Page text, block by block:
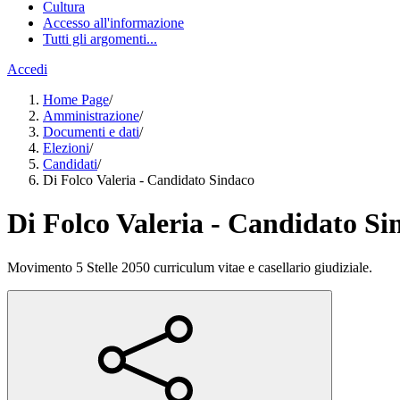
Cultura
Accesso all'informazione
Tutti gli argomenti...
Accedi
Home Page/
Amministrazione/
Documenti e dati/
Elezioni/
Candidati/
Di Folco Valeria - Candidato Sindaco
Di Folco Valeria - Candidato
Movimento 5 Stelle 2050 curriculum vitae e casellario giudiziale.